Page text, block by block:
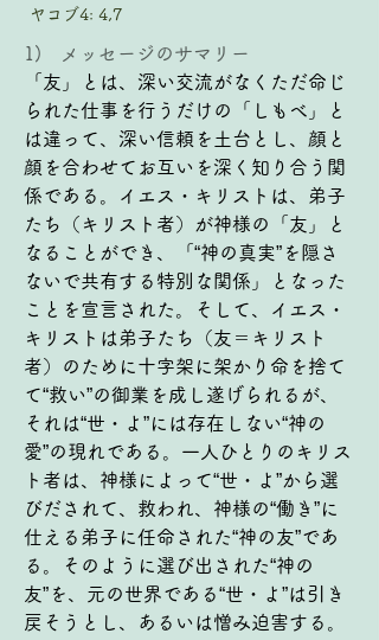
ヤコブ4: 4,7
1)   メッセージのサマリー
「友」とは、深い交流がなくただ命じ
られた仕事を行うだけの「しもべ」と
は違って、深い信頼を土台とし、顔と
顔を合わせてお互いを深く知り合う関
係である。イエス・キリストは、弟子
たち（キリスト者）が神様の「友」と
なることができ、「“神の真実”を隠さ
ないで共有する特別な関係」となった
ことを宣言された。そして、イエス・
キリストは弟子たち（友＝キリスト
者）のために十字架に架かり命を捨て
て“救い”の御業を成し遂げられるが、
それは“世・よ”には存在しない“神の
愛”の現れである。一人ひとりのキリス
ト者は、神様によって“世・よ”から選
びだされて、救われ、神様の“働き”に
仕える弟子に任命された“神の友”であ
る。そのように選び出された“神の
友”を、元の世界である“世・よ”は引き
戻そうとし、あるいは憎み迫害する。